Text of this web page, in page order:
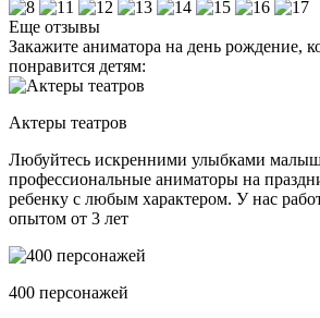
Еще отзывы
Закажите аниматора на день рождение,
понравится детям:
Актеры театров
Любуйтесь искренними улыбками
профессиональные аниматоры на
ребенку с любым характером. У нас
опытом от 3 лет
400 персонажей